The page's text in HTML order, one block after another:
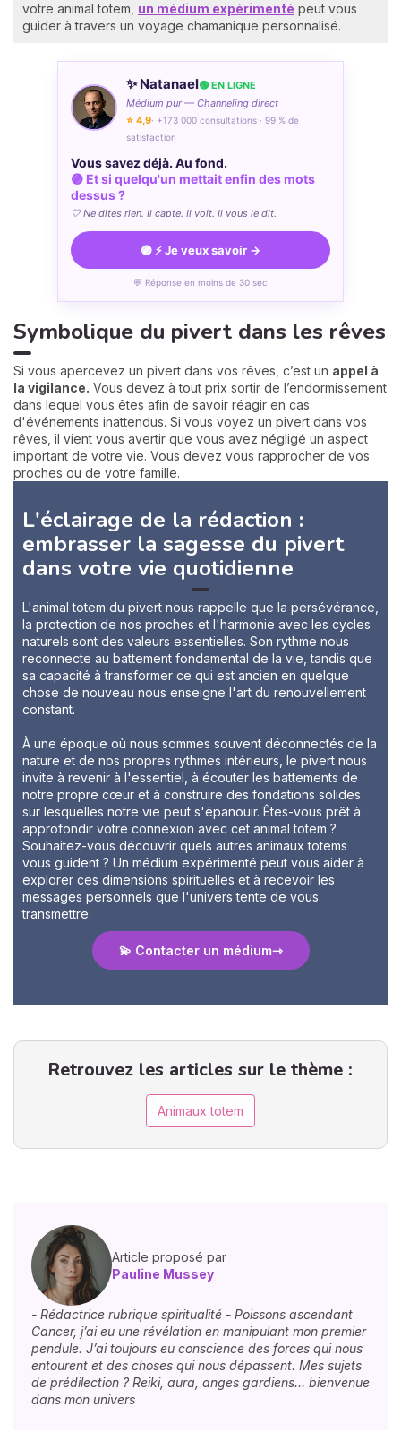
votre animal totem, un médium expérimenté peut vous
guider à travers un voyage chamanique personnalisé.
✨ Natanael🟢 EN LIGNE
Médium pur — Channeling direct
⭐ 4,9· +173 000 consultations · 99 % de
satisfaction
Vous savez déjà. Au fond.
🟣 Et si quelqu'un mettait enfin des mots
dessus ?
🤍 Ne dites rien. Il capte. Il voit. Il vous le dit.
🟣 ⚡ Je veux savoir →
💬 Réponse en moins de 30 sec
Symbolique du pivert dans les rêves
Si vous apercevez un pivert dans vos rêves, c’est un appel à
la vigilance. Vous devez à tout prix sortir de l’endormissement
dans lequel vous êtes afin de savoir réagir en cas
d'événements inattendus. Si vous voyez un pivert dans vos
rêves, il vient vous avertir que vous avez négligé un aspect
important de votre vie. Vous devez vous rapprocher de vos
proches ou de votre famille.
L'éclairage de la rédaction :
embrasser la sagesse du pivert
dans votre vie quotidienne
L'animal totem du pivert nous rappelle que la persévérance,
la protection de nos proches et l'harmonie avec les cycles
naturels sont des valeurs essentielles. Son rythme nous
reconnecte au battement fondamental de la vie, tandis que
sa capacité à transformer ce qui est ancien en quelque
chose de nouveau nous enseigne l'art du renouvellement
constant.
À une époque où nous sommes souvent déconnectés de la
nature et de nos propres rythmes intérieurs, le pivert nous
invite à revenir à l'essentiel, à écouter les battements de
notre propre cœur et à construire des fondations solides
sur lesquelles notre vie peut s'épanouir. Êtes-vous prêt à
approfondir votre connexion avec cet animal totem ?
Souhaitez-vous découvrir quels autres animaux totems
vous guident ? Un médium expérimenté peut vous aider à
explorer ces dimensions spirituelles et à recevoir les
messages personnels que l'univers tente de vous
transmettre.
💫 Contacter un médium
Retrouvez les articles sur le thème :
Animaux totem
Article proposé par
Pauline Mussey
- Rédactrice rubrique spiritualité - Poissons ascendant
Cancer, j’ai eu une révélation en manipulant mon premier
pendule. J’ai toujours eu conscience des forces qui nous
entourent et des choses qui nous dépassent. Mes sujets
de prédilection ? Reiki, aura, anges gardiens… bienvenue
dans mon univers